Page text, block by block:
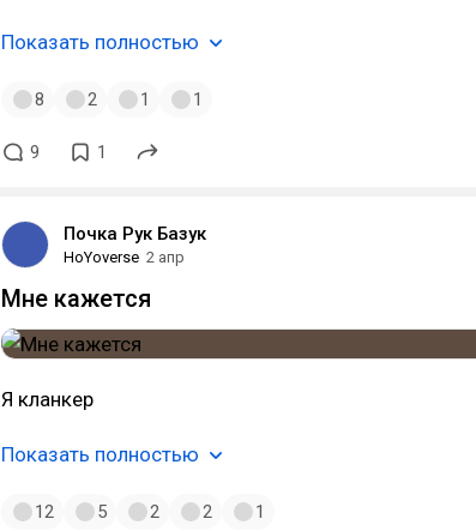
Показать полностью
8 2 1 1
9 1
Почка Рук Базук
HoYoverse 2 апр
Мне кажется
Я кланкер
Показать полностью
12 5 2 2 1